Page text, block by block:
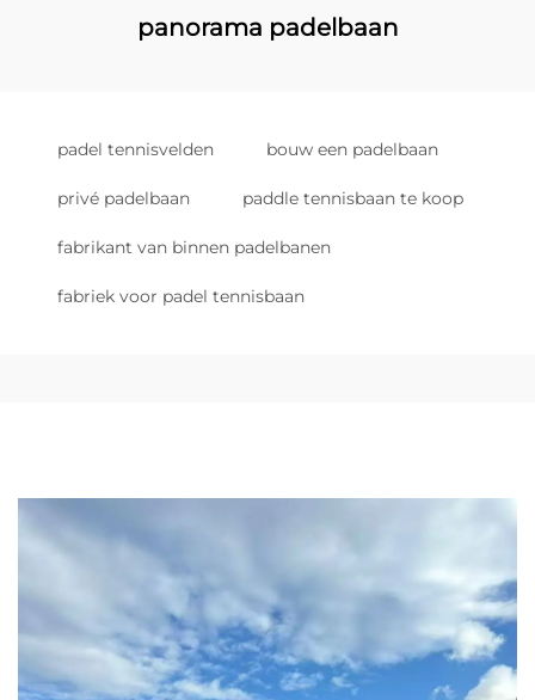
panorama padelbaan
padel tennisvelden bouw een padelbaan
privé padelbaan paddle tennisbaan te koop
fabrikant van binnen padelbanen
fabriek voor padel tennisbaan